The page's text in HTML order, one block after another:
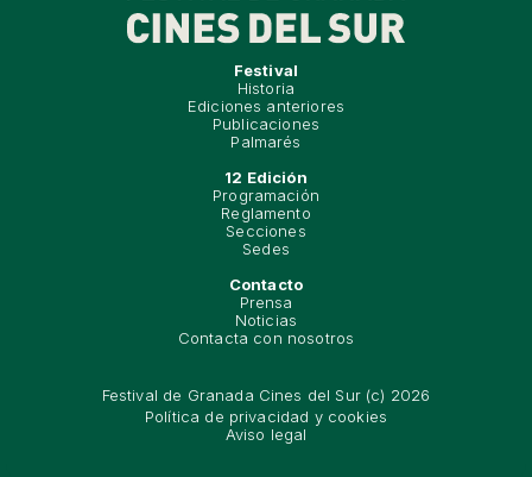
Festival
Historia
Ediciones anteriores
Publicaciones
Palmarés
12 Edición
Programación
Reglamento
Secciones
Sedes
Contacto
Prensa
Noticias
Contacta con nosotros
Festival de Granada Cines del Sur (c) 2026
Política de privacidad y cookies
Aviso legal